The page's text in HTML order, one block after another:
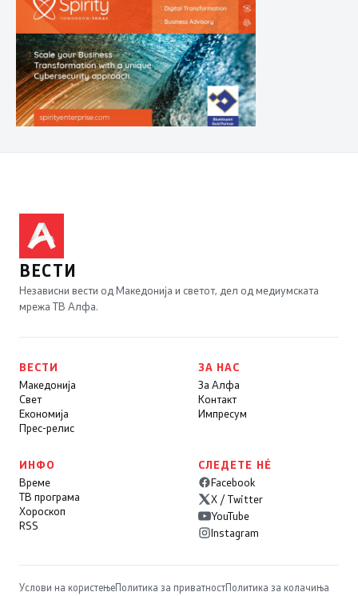
ВЕСТИ
Независни вести од Македонија и светот, дел од медиумската
мрежа ТВ Алфа.
ВЕСТИ
Македонија
Свет
Економија
Прес-релис
ЗА НАС
За Алфа
Контакт
Импресум
ИНФО
Време
ТВ програма
Хороскоп
RSS
СЛЕДЕТЕ НÉ
Facebook
X / Twitter
YouTube
Instagram
Услови на користењеПолитика за приватностПолитика за колачиња